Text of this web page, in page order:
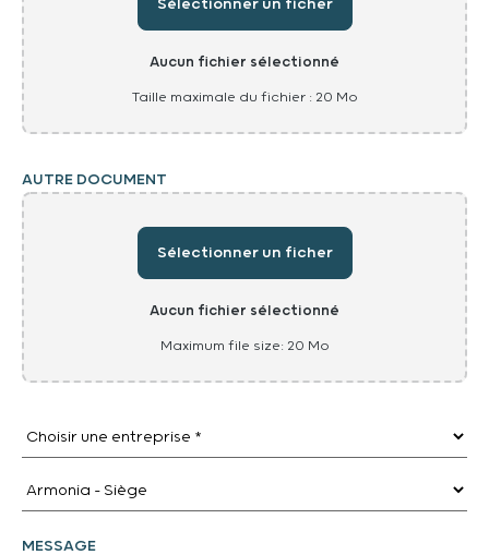
Aucun fichier sélectionné
Taille maximale du fichier : 20 Mo
AUTRE DOCUMENT
Aucun fichier sélectionné
Maximum file size: 20 Mo